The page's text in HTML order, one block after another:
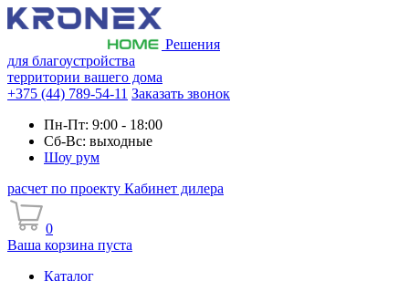
Решения
для благоустройства
территории вашего дома
+375 (44) 789-54-11 Заказать звонок
Пн-Пт: 9:00 - 18:00
Сб-Вс: выходные
Шоу рум
расчет по проекту Кабинет дилера
0
Ваша корзина пуста
Каталог